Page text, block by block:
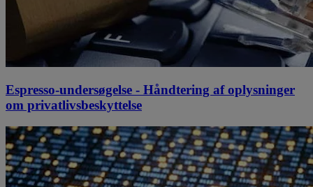
Espresso-undersøgelse - Håndtering af oplysninger
om privatlivsbeskyttelse